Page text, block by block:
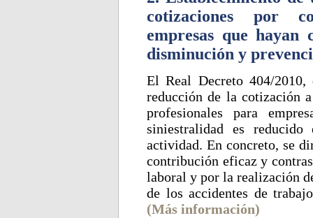
cotizaciones por
empresas que hayan
disminución y
El Real Decreto 404/2010,
reducción de la cotización
profesionales para
siniestralidad es
actividad. En concreto, se
contribución eficaz y
laboral y por la realización
de los accidentes de
(Más información)